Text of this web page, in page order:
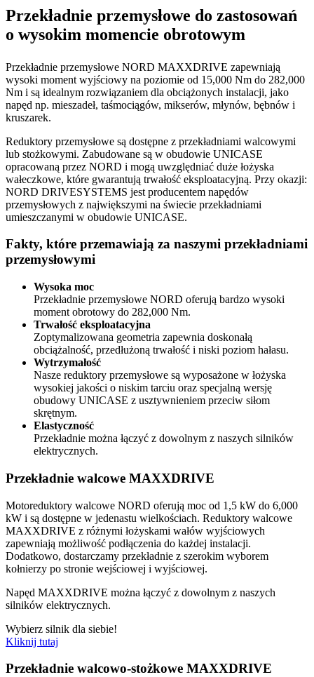
Przekładnie przemysłowe do zastosowań
o wysokim momencie obrotowym
Przekładnie przemysłowe NORD MAXXDRIVE zapewniają
wysoki moment wyjściowy na poziomie od 15,000 Nm do 282,000
Nm i są idealnym rozwiązaniem dla obciążonych instalacji, jako
napęd np. mieszadeł, taśmociągów, mikserów, młynów, bębnów i
kruszarek.
Reduktory przemysłowe są dostępne z przekładniami walcowymi
lub stożkowymi. Zabudowane są w obudowie UNICASE
opracowaną przez NORD i mogą uwzględniać duże łożyska
wałeczkowe, które gwarantują trwałość eksploatacyjną. Przy okazji:
NORD DRIVESYSTEMS jest producentem napędów
przemysłowych z największymi na świecie przekładniami
umieszczanymi w obudowie UNICASE.
Fakty, które przemawiają za naszymi przekładniami
przemysłowymi
Wysoka moc
Przekładnie przemysłowe NORD oferują bardzo wysoki
moment obrotowy do 282,000 Nm.
Trwałość eksploatacyjna
Zoptymalizowana geometria zapewnia doskonałą
obciążalność, przedłużoną trwałość i niski poziom hałasu.
Wytrzymałość
Nasze reduktory przemysłowe są wyposażone w łożyska
wysokiej jakości o niskim tarciu oraz specjalną wersję
obudowy UNICASE z usztywnieniem przeciw siłom
skrętnym.
Elastyczność
Przekładnie można łączyć z dowolnym z naszych silników
elektrycznych.
Przekładnie walcowe MAXXDRIVE
Motoreduktory walcowe NORD oferują moc od 1,5 kW do 6,000
kW i są dostępne w jedenastu wielkościach. Reduktory walcowe
MAXXDRIVE z różnymi łożyskami wałów wyjściowych
zapewniają możliwość podłączenia do każdej instalacji.
Dodatkowo, dostarczamy przekładnie z szerokim wyborem
kołnierzy po stronie wejściowej i wyjściowej.
Napęd MAXXDRIVE można łączyć z dowolnym z naszych
silników elektrycznych.
Wybierz silnik dla siebie!
Kliknij tutaj
Przekładnie walcowo-stożkowe MAXXDRIVE